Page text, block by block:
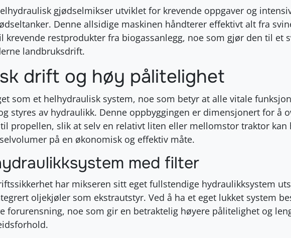
gjødselmikser utviklet for krevende oppgaver og
Denne allsidige maskinen håndterer effektivt alt fra
krevende restprodukter fra biogassanlegg, noe som gjør den til et
landbruksdrift.
drift og høy pålitelighet
som et helhydraulisk system, noe som betyr at alle vitale
styres av hydraulikk. Denne oppbyggingen er dimensjonert for å
propellen, slik at selv en relativt liten eller mellomstor traktor kan
på en økonomisk og effektiv måte.
med filter
har mikseren sitt eget fullstendige hydraulikksystem
oljekjøler som ekstrautstyr. Ved å ha et eget lukket system
forurensning, noe som gir en betraktelig høyere pålitelighet og
.